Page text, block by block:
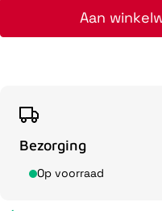
Aan
Bezorging
Op voorraad